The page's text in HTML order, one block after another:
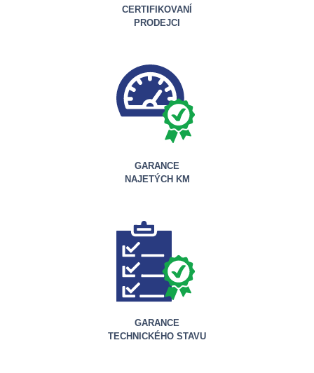
CERTIFIKOVANÍ
PRODEJCI
GARANCE
NAJETÝCH KM
GARANCE
TECHNICKÉHO STAVU